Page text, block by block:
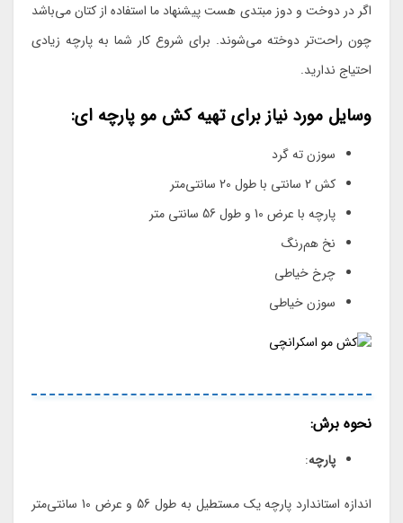
اگر در دوخت و دوز مبتدی هست پیشنهاد ما استفاده از کتان می‌باشد
چون راحت‌تر دوخته می‌شوند. برای شروع کار شما به پارچه زیادی
احتیاج ندارید.
وسایل مورد نیاز برای تهیه کش مو پارچه ای:
سوزن ته گرد
کش 2 سانتی با طول 20 سانتی‌متر
پارچه با عرض 10 و طول 56 سانتی متر
نخ هم‌‌رنگ
چرخ خیاطی
سوزن خیاطی
نحوه برش:
پارچه:
اندازه استاندارد پارچه یک مستطیل به طول 56 و عرض 10 سانتی‌متر